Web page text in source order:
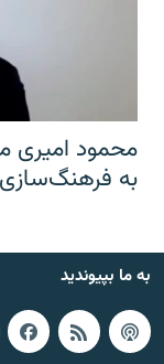
محمود امیری
به فرهنگ‌سازی
به ما بپیوندید